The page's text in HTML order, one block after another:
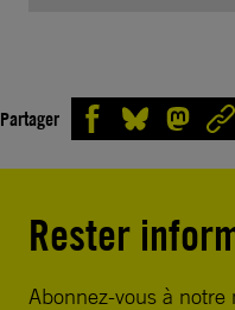
Partager
Rester
Abonnez-vous à notre